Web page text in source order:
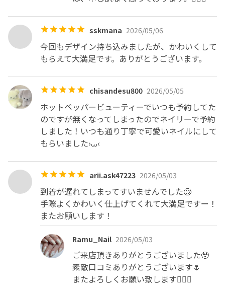
sskmana 2026/05/06
今回もデザイン持ち込みましたが、かわいくして
もらえて大満足です。ありがとうございます。
chisandesu800 2026/05/05
ホットペッパービューティーでいつも予約してた
のですが無くなってしまったのでネイリーで予約
しました！いつも通り丁寧で可愛いネイルにして
もらいました‎›⩊‹
arii.ask47223 2026/05/03
到着が遅れてしまってすいませんでした🥲
手際よくかわいく仕上げてくれて大満足ですー！
またお願いします！
Ramu_Nail 2026/05/03
ご来店頂きありがとうございました🥹
素敵口コミありがとうございます🌷
またよろしくお願い致します🙇🏼‍♀️